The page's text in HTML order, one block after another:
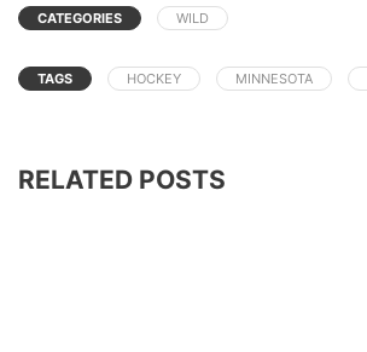
CATEGORIES WILD
TAGS HOCKEY MINNESOTA
RELATED POSTS